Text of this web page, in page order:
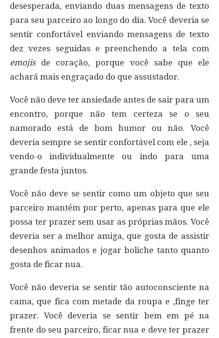
desesperada, enviando duas mensagens de texto
para seu parceiro ao longo do dia. Você deveria se
sentir confortável enviando mensagens de texto
dez vezes seguidas e preenchendo a tela com
emojisde coração, porque você sabe que ele
achará mais engraçado do que assustador.
Você não deve ter ansiedade antes de sair para um
encontro, porque não tem certeza se o seu
namorado está de bom humor ou não. Você
deveria sempre se sentir confortável com ele , seja
vendo-o individualmente ou indo para uma
grande festa juntos.
Você não deve se sentir como um objeto que seu
parceiro mantém por perto, apenas para que ele
possa ter prazer sem usar as próprias mãos. Você
deveria ser a melhor amiga, que gosta de assistir
desenhos animados e jogar boliche tanto quanto
gosta de ficar nua.
Você não deveria se sentir tão autoconsciente na
cama, que fica com metade da roupa e ,finge ter
prazer. Você deveria se sentir bem em pé na
frente do seu parceiro, ficar nua e deve ter prazer